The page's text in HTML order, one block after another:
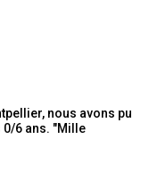
nous avons pu
6 ans. "Mille